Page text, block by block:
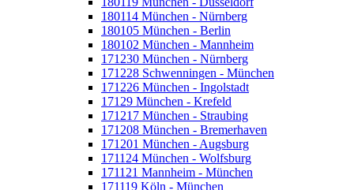
180114 München - Nürnberg
180105 München - Berlin
180102 München - Mannheim
171230 München - Nürnberg
171228 Schwenningen - München
171226 München - Ingolstadt
17129 München - Krefeld
171217 München - Straubing
171208 München - Bremerhaven
171201 München - Augsburg
171124 München - Wolfsburg
171121 Mannheim - München
171119 Köln - München